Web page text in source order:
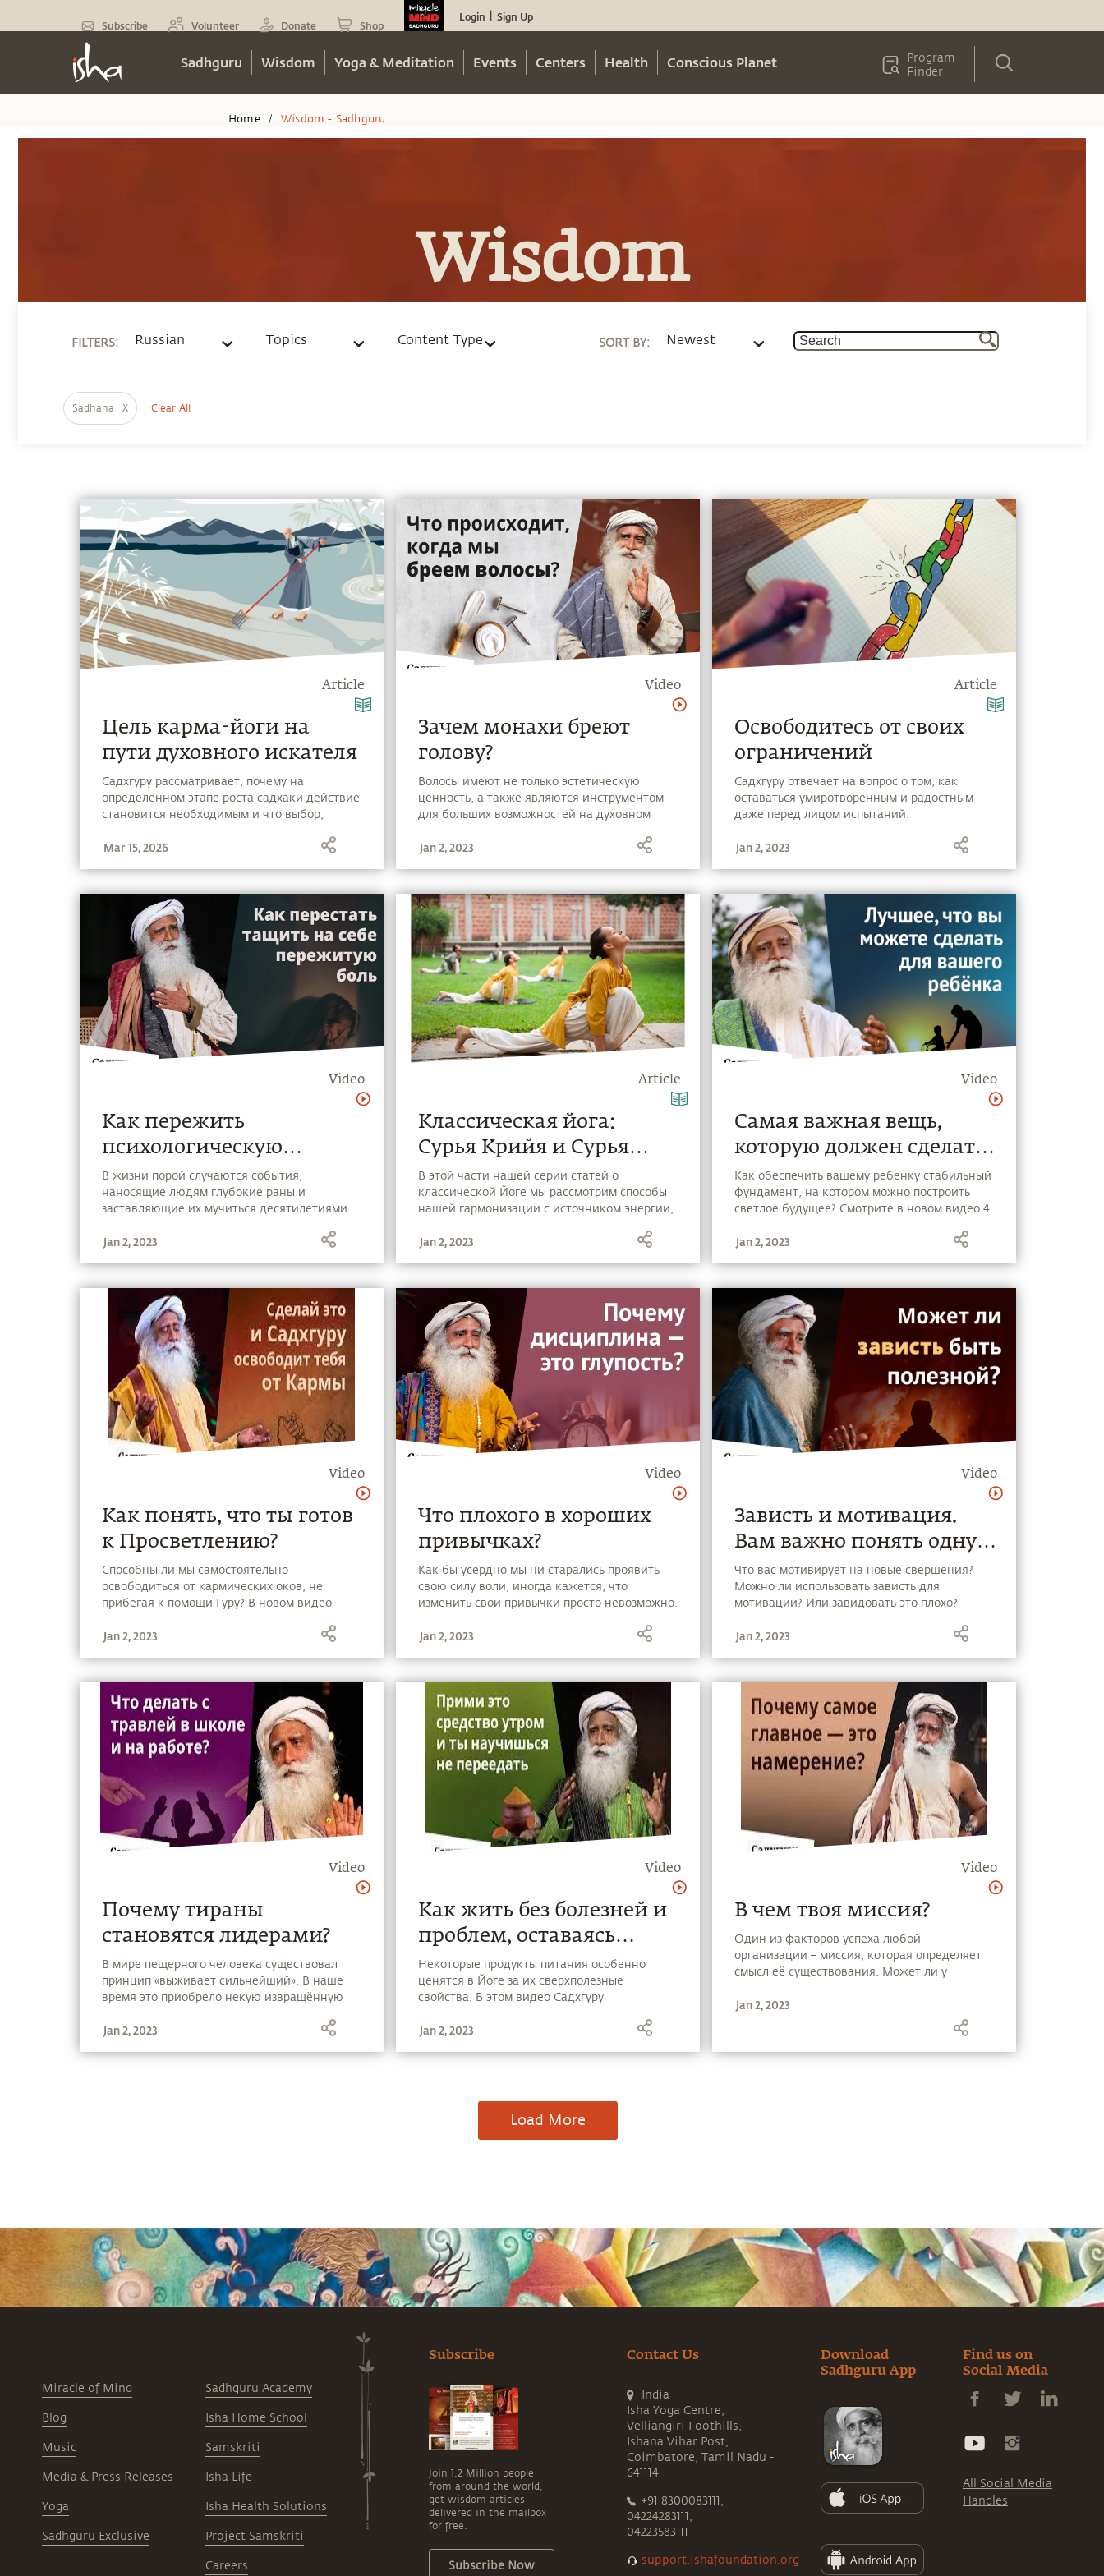
Subscribe Volunteer Donate Shop
Login Sign Up
Sadhguru Wisdom Yoga & Meditation Events Centers Health Conscious Planet
Program
Finder
Home / Wisdom - Sadhguru
Wisdom
FILTERS: Russian Topics Content Type SORT BY: Newest
Sadhana X Clear All
Article
Цель карма-йоги на
пути духовного искателя
Садхгуру рассматривает, почему на
определенном этапе роста садхаки действие
становится необходимым и что выбор,
это править или служить.
Mar 15, 2026
Video
Как пережить
психологическую
травму?
В жизни порой случаются события,
наносящие людям глубокие раны и
заставляющие их мучиться десятилетиями.
Научитесь правильно распоряжаться своей
Jan 2, 2023
Video
Как понять, что ты готов
к Просветлению?
Способны ли мы самостоятельно
освободиться от кармических оков, не
прибегая к помощи Гуру? В новом видео
которая демонтирует нашу карму и приведёт
Jan 2, 2023
Video
Почему тираны
становятся лидерами?
В мире пещерного человека существовал
принцип «выживает сильнейший». В наше
время это приобрело некую извращённую
показатель силы. Это ошибочное мнение.
Jan 2, 2023
Video
Зачем монахи бреют
голову?
Волосы имеют не только эстетическую
ценность, а также являются инструментом
для больших возможностей на духовном
голове, а также головной убор могут влиять
Jan 2, 2023
Article
Классическая йога:
Сурья Крийя и Сурья
Шакти
В этой части нашей серии статей о
классической Йоге мы рассмотрим способы
нашей гармонизации с источником энергии,
Jan 2, 2023
Video
Что плохого в хороших
привычках?
Как бы усердно мы ни старались проявить
свою силу воли, иногда кажется, что
изменить свои привычки просто невозможно.
том, как выйти из замкнутого круга
Jan 2, 2023
Video
Как жить без болезней и
проблем, оставаясь
жизнерадостным и
уравновешенным
Некоторые продукты питания особенно
ценятся в Йоге за их сверхполезные
свойства. В этом видео Садхгуру
только помогут поддерживать чистоту и
Jan 2, 2023
Article
Освободитесь от своих
ограничений
Садхгуру отвечает на вопрос о том, как
оставаться умиротворенным и радостным
даже перед лицом испытаний.
Jan 2, 2023
Video
Самая важная вещь,
которую должен сделать
каждый родитель
Как обеспечить вашему ребенку стабильный
фундамент, на котором можно построить
светлое будущее? Смотрите в новом видео 4
Jan 2, 2023
Video
Зависть и мотивация.
Вам важно понять одну
вещь!
Что вас мотивирует на новые свершения?
Можно ли использовать зависть для
мотивации? Или завидовать это плохо?
говорит Садхгуру.
Jan 2, 2023
Video
В чем твоя миссия?
Один из факторов успеха любой
организации – миссия, которая определяет
смысл её существования. Может ли у
говорит о том, что у самой Жизни уже есть
смотрите в новом видео.
Jan 2, 2023
Load More
Miracle of Mind
Blog
Music
Media & Press Releases
Yoga
Sadhguru Exclusive
Sadhguru Academy
Isha Home School
Samskriti
Isha Life
Isha Health Solutions
Project Samskriti
Careers
Subscribe
Join 1.2 Million people
from around the world,
get wisdom articles
delivered in the mailbox
for free.
Subscribe Now
Contact Us
India
Isha Yoga Centre,
Velliangiri Foothills,
Ishana Vihar Post,
Coimbatore, Tamil Nadu -
641114
+91 8300083111,
04224283111,
04223583111
support.ishafoundation.org
Download
Sadhguru App
Find us on
Social Media
All Social Media
Handles